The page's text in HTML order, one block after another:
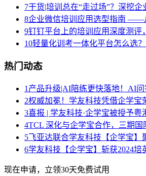
7干货|培训总在“走过场”？深挖
8企业微信培训应用选型指南 ——
9钉钉平台上的培训应用深度测评
10轻量化训考一体化平台怎么选
热门动态
1 产品升级|AI陪练更快落地！AI
2权威加冕！学友科技凭借企学宝
3喜报 | 学友科技·企学宝被授予
4TCL 深化与企学宝合作，三期
5飞亚达联合学友科技【企学宝】
6学友科技【企学宝】斩获2024
现在申请，立领30天免费试用